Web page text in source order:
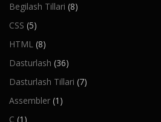
Begilash Tillari (8)
CSS (5)
HTML (8)
Dasturlash (36)
Dasturlash Tillari (7)
Assembler (1)
C (1)